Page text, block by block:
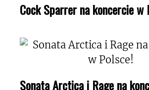
Cock Sparrer na koncercie w
Sonata Arctica i Rage na